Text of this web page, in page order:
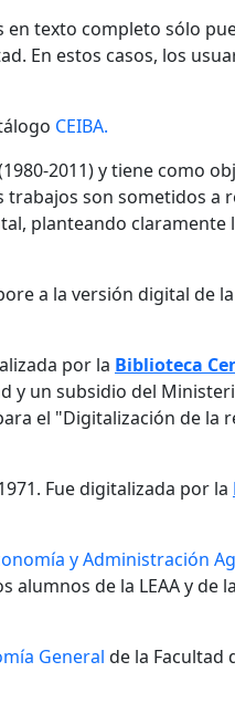
texto completo sólo
En estos casos, los
CEIBA.
2011) y tiene como
son sometidos a
planteando
a la versión digital de
por la Biblioteca
y un subsidio del
el "Digitalización de la
Fue digitalizada por la
y Administración
de la LEAA y de
General de la Facultad